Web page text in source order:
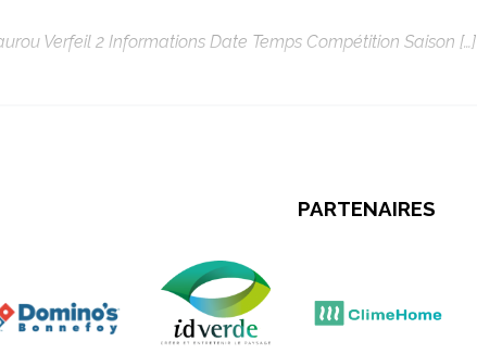
Verfeil 2 Informations Date Temps Compétition Saison […]
PARTENAIRES